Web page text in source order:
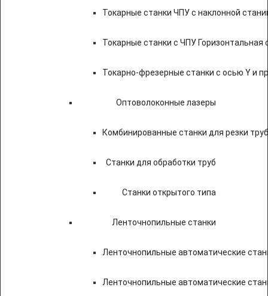
Токарные станки ЧПУ c наклонной
Токарные станки с ЧПУ Горизонтальная
Токарно-фрезерные станки с осью Y и
Оптоволоконные лазеры
Комбинированные станки для резки
Станки для обработки труб
Станки открытого типа
Ленточнопильные станки
Ленточнопильные автоматические
Ленточнопильные автоматические